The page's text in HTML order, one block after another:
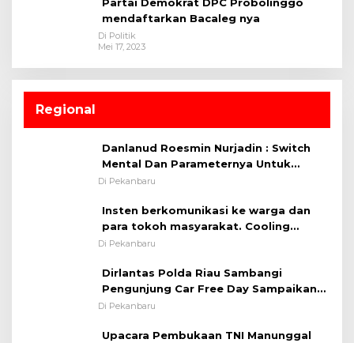
mendaftarkan Bacaleg nya
Di Politik
Mei 17, 2023
Regional
Danlanud Roesmin Nurjadin : Switch
Mental Dan Parameternya Untuk
Melaksanakan ✈
Di Pekanbaru
Insten berkomunikasi ke warga dan
para tokoh masyarakat. Cooling
System OMP LK ²024 Polsek Rumbai,
Pentingnya Memelihara dan Menjaga
Situasi Kondusif
Di Pekanbaru
Dirlantas Polda Riau Sambangi
Pengunjung Car Free Day Sampaikan
Pesan Edukasi Kamtibmas &
Di Pekanbaru
Upacara Pembukaan TNI Manunggal